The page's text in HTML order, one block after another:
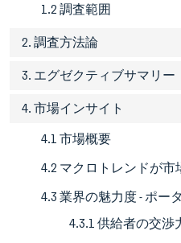
1.2 調査範囲
2. 調査方法論
3. エグゼクティブサマリー
4. 市場インサイト
4.1 市場概要
4.2 マクロトレンドが
4.3 業界の魅力度 - ポー
4.3.1 供給者の交渉